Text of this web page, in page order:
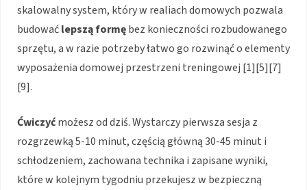
skalowalny system, który w realiach domowych pozwala
budowaćlepszą formębez konieczności rozbudowanego
sprzętu, a w razie potrzeby łatwo go rozwinąć o elementy
wyposażenia domowej przestrzeni treningowej [1][5][7]
[9].
Ćwiczyćmożesz od dziś. Wystarczy pierwsza sesja z
rozgrzewką 5-10 minut, częścią główną 30-45 minut i
schłodzeniem, zachowana technika i zapisane wyniki,
które w kolejnym tygodniu przekujesz w bezpieczną